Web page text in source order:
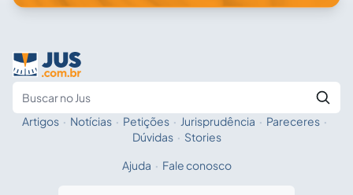
Fale com a IA
Artigos · Notícias · Petições · Jurisprudência · Pareceres ·
Dúvidas · Stories
Ajuda · Fale conosco